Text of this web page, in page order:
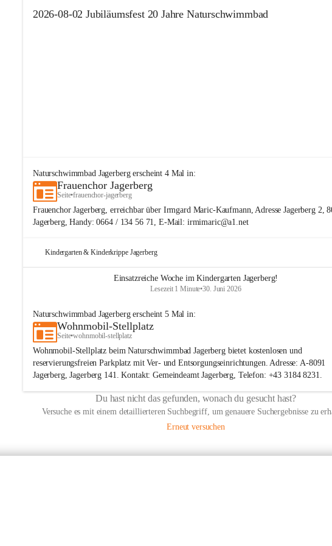
2026-08-02 Jubiläumsfest 20 Jahre Naturschwimmbad
Naturschwimmbad Jagerbergerscheint 4Mal in:
Frauenchor Jagerberg
Seite•frauenchor-jagerberg
Frauenchor Jagerberg, erreichbar über Irmgard Maric-Kaufmann, Adresse Jagerberg 2,
Jagerberg, Handy: 0664 / 134 56 71, E-Mail: irmimaric@a1.net
Kindergarten & Kinderkrippe Jagerberg
Einsatzreiche Woche im Kindergarten Jagerberg!
Lesezeit 1 Minute•30. Juni 2026
Naturschwimmbad Jagerbergerscheint 5Mal in:
Wohnmobil-Stellplatz
Seite•wohnmobil-stellplatz
Wohnmobil-Stellplatz beim Naturschwimmbad Jagerberg bietet kostenlosen und
reservierungsfreien Parkplatz mit Ver- und Entsorgungseinrichtungen. Adresse: A-8091
Jagerberg, Jagerberg 141. Kontakt: Gemeindeamt Jagerberg, Telefon: +43 3184 8231.
Du hast nicht das gefunden, wonach du gesucht hast?
Versuche es mit einem detaillierteren Suchbegriff, um genauere Suchergebnisse zu
Erneut versuchen